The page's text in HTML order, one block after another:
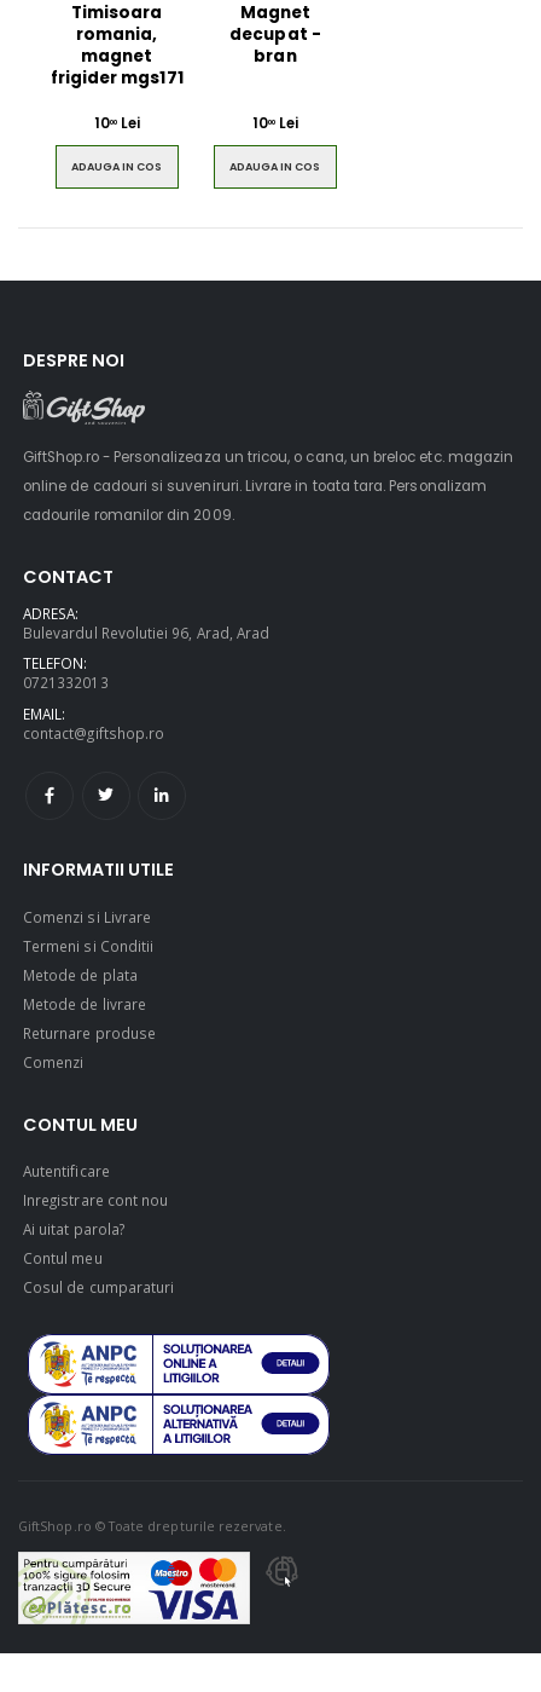
Timisoara
romania,
magnet
frigider mgs171
1000Lei
ADAUGA IN COS
Magnet
decupat -
bran
1000Lei
ADAUGA IN COS
DESPRE NOI
GiftShop.ro - Personalizeaza un tricou, o cana, un breloc etc. magazin
online de cadouri si suveniruri. Livrare in toata tara. Personalizam
cadourile romanilor din 2009.
CONTACT
ADRESA:
Bulevardul Revolutiei 96, Arad, Arad
TELEFON:
0721332013
EMAIL:
contact@giftshop.ro
INFORMATII UTILE
Comenzi si Livrare
Termeni si Conditii
Metode de plata
Metode de livrare
Returnare produse
Comenzi
CONTUL MEU
Autentificare
Inregistrare cont nou
Ai uitat parola?
Contul meu
Cosul de cumparaturi
GiftShop.ro © Toate drepturile rezervate.